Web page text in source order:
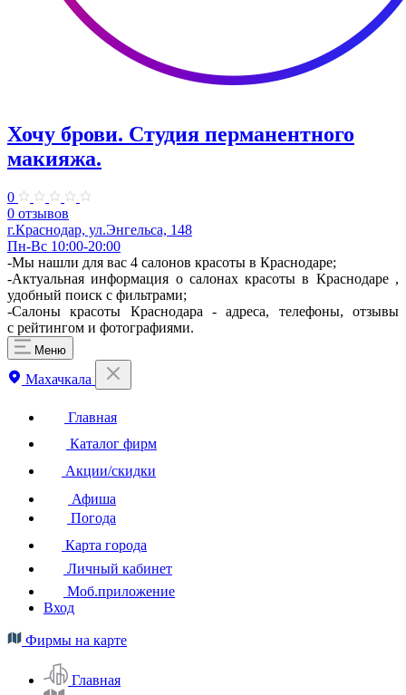
Хочу брови. Студия перманентного
макияжа.
0
0 отзывов
г.Краснодар, ул.Энгельса, 148
Пн-Вс 10:00-20:00
-Мы нашли для вас 4 салонов красоты в Краснодаре;
-Актуальная информация о салонах красоты в Краснодаре ,
удобный поиск с фильтрами;
-Салоны красоты Краснодара - адреса, телефоны, отзывы
с рейтингом и фотографиями.
Меню
Махачкала
Главная
Каталог фирм
Акции/скидки
Афиша
Погода
Карта города
Личный кабинет
Моб.приложение
Вход
Фирмы на карте
Главная